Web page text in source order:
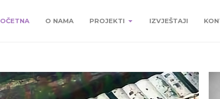
O NAMA PROJEKTI IZVJEŠTAJI